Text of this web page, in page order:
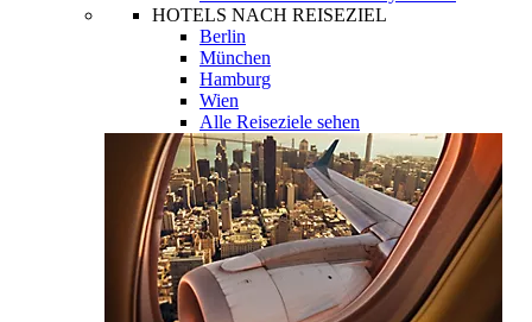
HOTELS NACH REISEZIEL
Berlin
München
Hamburg
Wien
Alle Reiseziele sehen